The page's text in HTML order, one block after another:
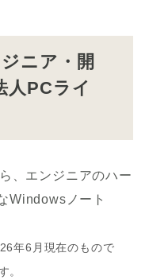
ニア・開
人PCライ
、エンジニアのハー
Windowsノート
年6月現在のもので
。